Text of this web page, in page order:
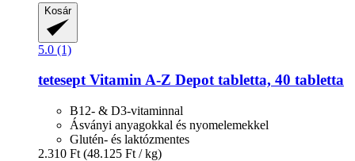
Kosár
5.0 (1)
teteseptVitamin A-​Z Depot tabletta, 40 tabletta
B12- & D3-vitaminnal
Ásványi anyagokkal és nyomelemekkel
Glutén- és laktózmentes
2.310 Ft (48.125 Ft / kg)